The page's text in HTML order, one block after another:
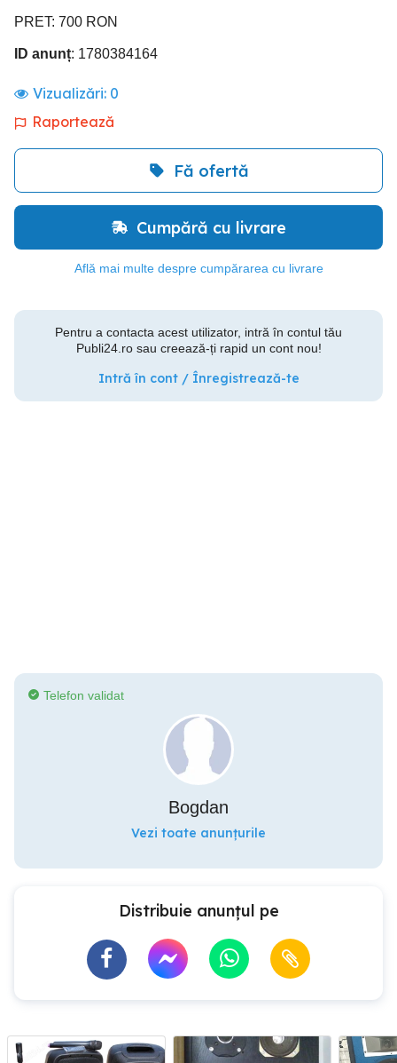
PRET: 700 RON
ID anunț: 1780384164
Vizualizări: 0
Raportează
Fă ofertă
Cumpără cu livrare
Află mai multe despre cumpărarea cu livrare
Pentru a contacta acest utilizator, intră în contul tău
Publi24.ro sau creează-ți rapid un cont nou!
Intră în cont / Înregistrează-te
Telefon validat
Bogdan
Vezi toate anunțurile
Distribuie anunțul pe